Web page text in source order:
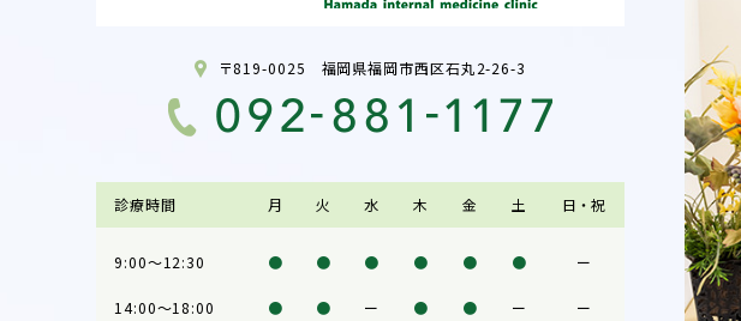
〒819-0025 福岡県福岡市西区石丸2-26-3
診療時間 月 火 水 木 金 土 日・祝
9:00～12:30 ● ● ● ● ● ● ー
14:00～18:00 ● ● ー ● ● ー ー